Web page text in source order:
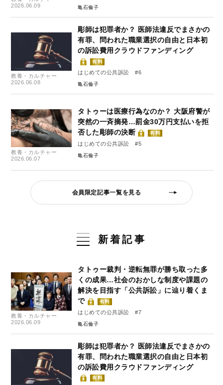
2026.06.09
亀石倫子
教養・カルチャー
2026.06.08
彫師は犯罪者か？ 医師法違反でまさかの
有罪、問われた職業選択の自由と日本初
の訴訟費用クラウドファンディング
有料
はじめての公共訴訟 #6
亀石倫子
教養・カルチャー
2026.06.07
タトゥーは医療行為なのか？ 大阪府警が
突然の一斉摘発…罰金30万円支払いを拒
否した彫師の決断
有料
はじめての公共訴訟 #5
亀石倫子
会員限定記事一覧を見る
新着記事
教養・カルチャー
2026.06.09
タトゥー裁判・逆転無罪が勝ち取った多
くの成果…社会のおかしな制度や課題の
解決を目指す「公共訴訟」に辿り着くま
で
有料
はじめての公共訴訟 #7
亀石倫子
彫師は犯罪者か？ 医師法違反でまさかの
有罪、問われた職業選択の自由と日本初
の訴訟費用クラウドファンディング
有料